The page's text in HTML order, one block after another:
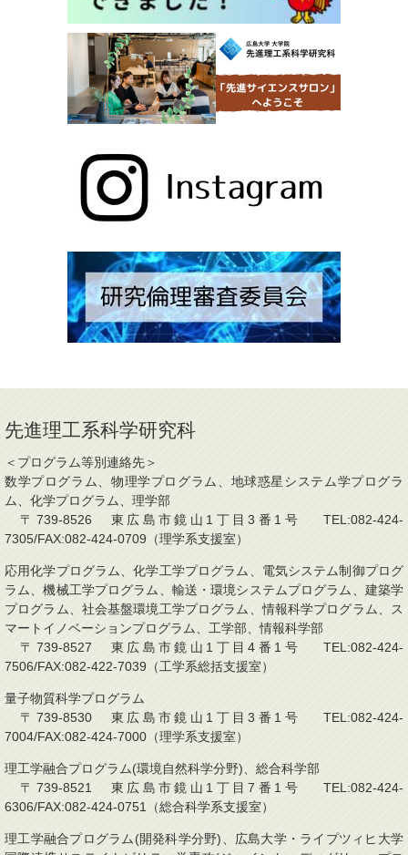
先進理工系科学研究科
＜プログラム等別連絡先＞
数学プログラム、物理学プログラム、地球惑星システム学プログラ
ム、化学プログラム、理学部
〒739-8526 東広島市鏡山1丁目3番1号 TEL:082-424-
7305/FAX:082-424-0709（理学系支援室）
応用化学プログラム、化学工学プログラム、電気システム制御プログ
ラム、機械工学プログラム、輸送・環境システムプログラム、建築学
プログラム、社会基盤環境工学プログラム、情報科学プログラム、ス
マートイノベーションプログラム、工学部、情報科学部
〒739-8527 東広島市鏡山1丁目4番1号 TEL:082-424-
7506/FAX:082-422-7039（工学系総括支援室）
量子物質科学プログラム
〒739-8530 東広島市鏡山1丁目3番1号 TEL:082-424-
7004/FAX:082-424-7000（理学系支援室）
理工学融合プログラム(環境自然科学分野)、総合科学部
〒739-8521 東広島市鏡山1丁目7番1号 TEL:082-424-
6306/FAX:082-424-0751（総合科学系支援室）
理工学融合プログラム(開発科学分野)、広島大学・ライプツィヒ大学